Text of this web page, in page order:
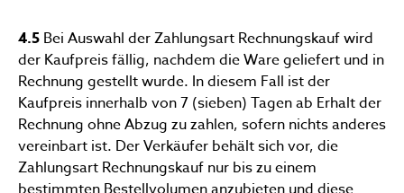
4.5 Bei Auswahl der Zahlungsart Rechnungskauf wird
der Kaufpreis fällig, nachdem die Ware geliefert und in
Rechnung gestellt wurde. In diesem Fall ist der
Kaufpreis innerhalb von 7 (sieben) Tagen ab Erhalt der
Rechnung ohne Abzug zu zahlen, sofern nichts anderes
vereinbart ist. Der Verkäufer behält sich vor, die
Zahlungsart Rechnungskauf nur bis zu einem